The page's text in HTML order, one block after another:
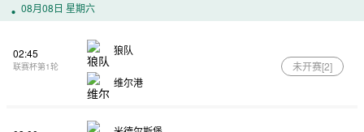
08月08日 星期六
02:45
联赛杯第1轮
狼队
维尔港
未开赛[2]